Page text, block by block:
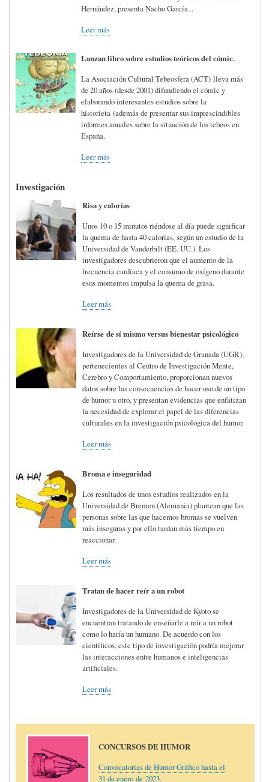
Hernández, presenta Nacho García...
Leer más
Lanzan libro sobre estudios teóricos del cómic.
La Asociación Cultural Tebeosfera (ACT) lleva más
de 20 años (desde 2001) difundiendo el cómic y
elaborando interesantes estudios sobre la
historieta (además de presentar sus imprescindibles
informes anuales sobre la situación de los tebeos en
España.
Leer más
Investigación
Risa y calorías
Unos 10 o 15 minutos riéndose al día puede significar
la quema de hasta 40 calorías, según un estudio de la
Universidad de Vanderbilt (EE. UU.). Los
investigadores descubrieron que el aumento de la
frecuencia cardíaca y el consumo de oxígeno durante
esos momentos impulsa la quema de grasa.
Leer más
Reírse de sí mismo versus bienestar psicológico
Investigadores de la Universidad de Granada (UGR),
pertenecientes al Centro de Investigación Mente,
Cerebro y Comportamiento, proporcionan nuevos
datos sobre las consecuencias de hacer uso de un tipo
de humor u otro, y presentan evidencias que enfatizan
la necesidad de explorar el papel de las diferencias
culturales en la investigación psicológica del humor.
Leer más
Broma e inseguridad
Los resultados de unos estudios realizados en la
Universidad de Bremen (Alemania) plantean que las
personas sobre las que hacemos bromas se vuelven
más inseguras y por ello tardan más tiempo en
reaccionar.
Leer más
Tratan de hacer reír a un robot
Investigadores de la Universidad de Kyoto se
encuentran tratando de enseñarle a reír a un robot
como lo haría un humano. De acuerdo con los
científicos, este tipo de investigación podría mejorar
las interacciones entre humanos e inteligencias
artificiales.
Leer más
CONCURSOS DE HUMOR
Convocatorias de Humor Gráfico hasta el
31 de enero de 2023.